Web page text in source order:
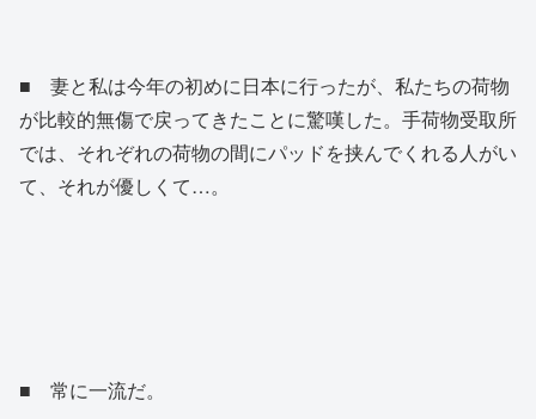
■ 妻と私は今年の初めに日本に行ったが、私たちの荷物
が比較的無傷で戻ってきたことに驚嘆した。手荷物受取所
では、それぞれの荷物の間にパッドを挟んでくれる人がい
て、それが優しくて…。
■ 常に一流だ。